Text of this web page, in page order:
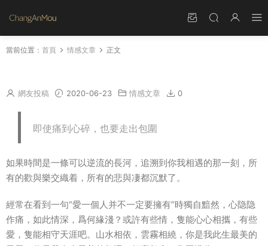
當前位置： 首頁 情感文章 正文
網友投稿 2020-06-23 情感文章 0
即使痛到心碎，也要走出包圍
如果時間是一條可以逆流的長河，追溯到你我相遇的那一刻，所
有的歡與樂交織着，所有的悲與凄都沉默了。
經常在看到一句“愛一個人并不一定要擁有”時獨自黯然，心隐隐
作痛，如此情深，爲何緣淺？或許有些情，隻能心心相攜，有些
愛，隻能相守天涯吧。山水相依，雲霧相繞，你是我此生最美的